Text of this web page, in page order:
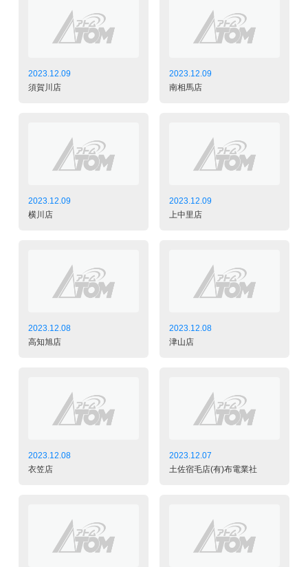
2023.12.09
須賀川店
2023.12.09
南相馬店
2023.12.09
横川店
2023.12.09
上中里店
2023.12.08
高知旭店
2023.12.08
津山店
2023.12.08
衣笠店
2023.12.07
土佐宿毛店(有)布電業社